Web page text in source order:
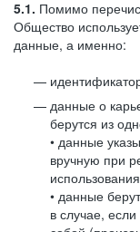
5.1. Помимо
Общество
данные, а именно:
данные о
берутся из
• данные
вручную при
• данные
в случае,